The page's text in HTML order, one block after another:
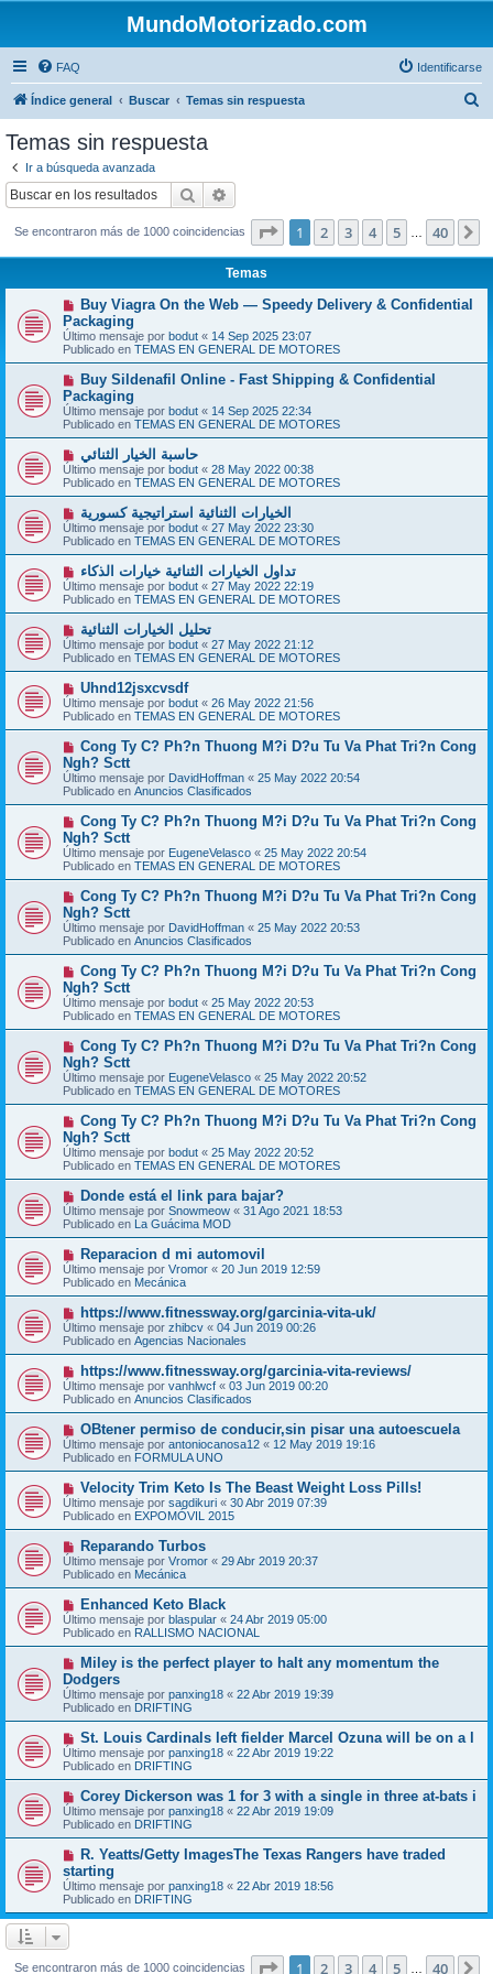
MundoMotorizado.com
FAQ Identificarse
Índice general Buscar Temas sin respuesta
Temas sin respuesta
Ir a búsqueda avanzada
Buscar
Se encontraron más de 1000 coincidencias Página de 40
1 2 3 4 5 40
Temas
N
e
v
o
m
n
s
a
Buy Viagra On the Web — Speedy Delivery & Confidential
Packaging
Último mensaje por bodut « 14 Sep 2025 23:07
Publicado en TEMAS EN GENERAL DE MOTORES
N
e
v
o
m
e
n
s
a
e
Buy Sildenafil Online - Fast Shipping & Confidential
Packaging
Último mensaje por bodut « 14 Sep 2025 22:34
Publicado en TEMAS EN GENERAL DE MOTORES
u
e
v
m
e
n
s
a
j
e
حاسبة الخيار الثنائي
Último mensaje por bodut « 28 May 2022 00:38
Publicado en TEMAS EN GENERAL DE MOTORES
N
u
e
v
m
e
n
s
a
j
e
الخيارات الثنائية استراتيجية كسورية
Último mensaje por bodut « 27 May 2022 23:30
Publicado en TEMAS EN GENERAL DE MOTORES
N
u
e
v
m
e
n
s
a
j
e
تداول الخيارات الثنائية خيارات الذكاء
Último mensaje por bodut « 27 May 2022 22:19
Publicado en TEMAS EN GENERAL DE MOTORES
N
u
e
v
o
m
e
n
s
a
j
e
تحليل الخيارات الثنائية
Último mensaje por bodut « 27 May 2022 21:12
Publicado en TEMAS EN GENERAL DE MOTORES
N
u
e
v
m
e
n
s
a
Uhnd12jsxcvsdf
Último mensaje por bodut « 26 May 2022 21:56
Publicado en TEMAS EN GENERAL DE MOTORES
N
e
v
o
m
e
n
s
a
e
Cong Ty C? Ph?n Thuong M?i D?u Tu Va Phat Tri?n Cong
Ngh? Sctt
Último mensaje por DavidHoffman « 25 May 2022 20:54
Publicado en Anuncios Clasificados
N
e
v
o
m
e
n
s
a
e
Cong Ty C? Ph?n Thuong M?i D?u Tu Va Phat Tri?n Cong
Ngh? Sctt
Último mensaje por EugeneVelasco « 25 May 2022 20:54
Publicado en TEMAS EN GENERAL DE MOTORES
N
e
v
o
m
e
n
s
a
e
Cong Ty C? Ph?n Thuong M?i D?u Tu Va Phat Tri?n Cong
Ngh? Sctt
Último mensaje por DavidHoffman « 25 May 2022 20:53
Publicado en Anuncios Clasificados
N
e
v
o
m
e
n
s
a
e
Cong Ty C? Ph?n Thuong M?i D?u Tu Va Phat Tri?n Cong
Ngh? Sctt
Último mensaje por bodut « 25 May 2022 20:53
Publicado en TEMAS EN GENERAL DE MOTORES
N
e
v
o
m
e
n
s
a
e
Cong Ty C? Ph?n Thuong M?i D?u Tu Va Phat Tri?n Cong
Ngh? Sctt
Último mensaje por EugeneVelasco « 25 May 2022 20:52
Publicado en TEMAS EN GENERAL DE MOTORES
N
e
v
o
m
n
s
a
e
Cong Ty C? Ph?n Thuong M?i D?u Tu Va Phat Tri?n Cong
Ngh? Sctt
Último mensaje por bodut « 25 May 2022 20:52
Publicado en TEMAS EN GENERAL DE MOTORES
N
u
e
v
o
m
e
n
s
j
e
Donde está el link para bajar?
Último mensaje por Snowmeow « 31 Ago 2021 18:53
Publicado en La Guácima MOD
N
u
e
v
o
m
e
n
s
j
e
Reparacion d mi automovil
Último mensaje por Vromor « 20 Jun 2019 12:59
Publicado en Mecánica
N
u
e
v
o
m
e
n
s
a
j
e
https://www.fitnessway.org/garcinia-vita-uk/
Último mensaje por zhibcv « 04 Jun 2019 00:26
Publicado en Agencias Nacionales
N
u
e
v
m
e
n
s
a
j
e
https://www.fitnessway.org/garcinia-vita-reviews/
Último mensaje por vanhlwcf « 03 Jun 2019 00:20
Publicado en Anuncios Clasificados
N
u
e
v
o
m
e
n
s
j
e
OBtener permiso de conducir,sin pisar una autoescuela
Último mensaje por antoniocanosa12 « 12 May 2019 19:16
Publicado en FORMULA UNO
N
u
e
v
o
m
e
n
s
j
e
Velocity Trim Keto Is The Beast Weight Loss Pills!
Último mensaje por sagdikuri « 30 Abr 2019 07:39
Publicado en EXPOMÓVIL 2015
N
u
e
v
o
m
e
n
s
j
e
Reparando Turbos
Último mensaje por Vromor « 29 Abr 2019 20:37
Publicado en Mecánica
N
u
e
v
o
m
e
n
s
a
e
Enhanced Keto Black
Último mensaje por blaspular « 24 Abr 2019 05:00
Publicado en RALLISMO NACIONAL
N
e
v
o
m
e
n
s
a
e
Miley is the perfect player to halt any momentum the
Dodgers
Último mensaje por panxing18 « 22 Abr 2019 19:39
Publicado en DRIFTING
N
u
e
v
m
e
n
s
j
e
St. Louis Cardinals left fielder Marcel Ozuna will be on a l
Último mensaje por panxing18 « 22 Abr 2019 19:22
Publicado en DRIFTING
N
u
e
v
o
m
e
n
s
a
Corey Dickerson was 1 for 3 with a single in three at-bats i
Último mensaje por panxing18 « 22 Abr 2019 19:09
Publicado en DRIFTING
N
e
v
o
m
a
R. Yeatts/Getty ImagesThe Texas Rangers have traded
starting
Último mensaje por panxing18 « 22 Abr 2019 18:56
Publicado en DRIFTING
Se encontraron más de 1000 coincidencias Página de 40
1 2 3 4 5 40